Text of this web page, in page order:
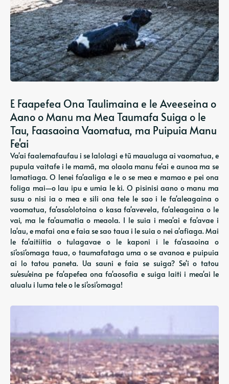
E Faapefea Ona Taulimaina e le Aveeseina o
Aano o Manu ma Mea Taumafa Suiga o le
Tau, Faasaoina Vaomatua, ma Puipuia Manu
Fe'ai
Va'ai faalemafaufau i se lalolagi e tū maualuga ai vaomatua, e
pupula vaitafe i le mamā, ma olaola manu fe'ai e aunoa ma se
lamatiaga. O lenei fa'aaliga e le o se mea e mamao e pei ona
foliga mai—o lau ipu e umia le ki. O pisinisi aano o manu ma
susu o nisi ia o mea e sili ona tele le sao i le fa'aleagaina o
vaomatua, fa'asa'olotoina o kasa fa'avevela, fa'aleagaina o le
vai, ma le fa'aumatia o meaola. I le suia i mea'ai e fa'avae i
la'au, e mafai ona e faia se sao taua i le suia o nei a'afiaga. Mai
le fa'aitiitia o tulagavae o le kaponi i le fa'asaoina o
si'osi'omaga taua, o taumafataga uma o se avanoa e puipuia
ai lo tatou paneta. Ua sauni e faia se suiga? Se'i o tatou
su'esu'eina pe fa'apefea ona fa'aosofia e suiga laiti i mea'ai le
alualu i luma tele o le si'osi'omaga!